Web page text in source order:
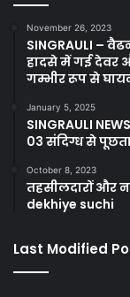
November 26, 2023
SINGRAULI –
हादसे में गई देवर
गम्भीर रूप से
January 5, 2025
SINGRAULI
03 संदिग्ध से
October 8, 2023
तहसीलदारों और
dekhiye suchi
Last Modified